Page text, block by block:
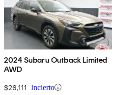
2024 Subaru Outback Limited
AWD
$26,111 Incierto